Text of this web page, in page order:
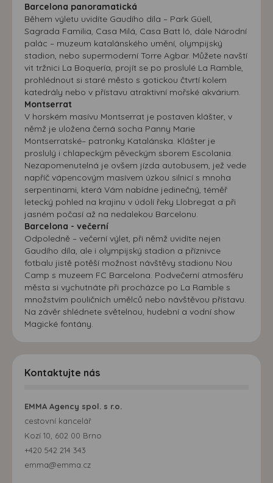
Barcelona panoramatická
Během výletu uvidíte Gaudího díla – Park Güell,
Sagrada Familia, Casa Milá, Casa Batt ló, dále Národní
palác – muzeum katalánského umění, olympijský
stadion, nebo supermoderní Torre Agbar. Můžete navští
vit tržnici La Boquería, projít se po proslulé La Ramble,
prohlédnout si staré město s gotickou čtvrtí kolem
katedrály nebo v přístavu atraktivní mořské akvárium.
Montserrat
V horském masívu Montserrat je postaven klášter, v
němž je uložena černá socha Panny Marie
Montserratské– patronky Katalánska. Klášter je
proslulý i chlapeckým pěveckým sborem Escolania.
Nezapomenutelná je ovšem jízda autobusem, jež vede
napříč vápencovým masívem úzkou silnicí s mnoha
serpentinami, která Vám nabídne jedinečný, téměř
letecký pohled na krajinu v údolí řeky Llobregat a při
jasném počasí až na nedalekou Barcelonu.
Barcelona - večerní
Odpoledně – večerní výlet, při němž uvidíte nejen
Gaudího díla, ale i olympijský stadion a příznivce
fotbalu jistě potěší možnost návštěvy stadionu Nou
Camp s muzeem FC Barcelona. Podvečerní atmosféru
města si vychutnáte při procházce po La Ramble s
množstvím pouličních umělců nebo návštěvou přístavu.
Na závěr shlédnete světelnou, hudební a vodní show
Magické fontány.
Kontaktujte nás
EMMA Agency spol. s r.o.
cestovní kancelář
Kozí 10, 602 00 Brno
+420 542 214 343
emma@emma.cz